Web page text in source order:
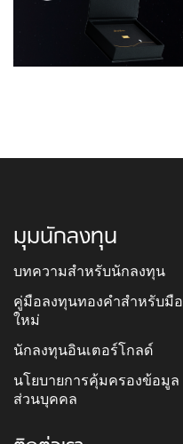
มุมนักลงทุน
บทความสำหรับนักลงทุน
คู่มือลงทุนทองคำสำหรับมือ
ใหม่
นักลงทุนอินเตอร์โกลด์
นโยบายการคุ้มครองข้อมูล
ส่วนบุคคล